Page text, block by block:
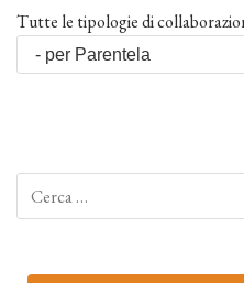
Tutte le tipologie di